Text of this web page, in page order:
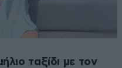
ταξίδι με τον